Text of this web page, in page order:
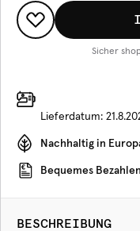
Sicher
Lieferdatum:
Nachhaltig in
Bequemes
BESCHREIBUNG